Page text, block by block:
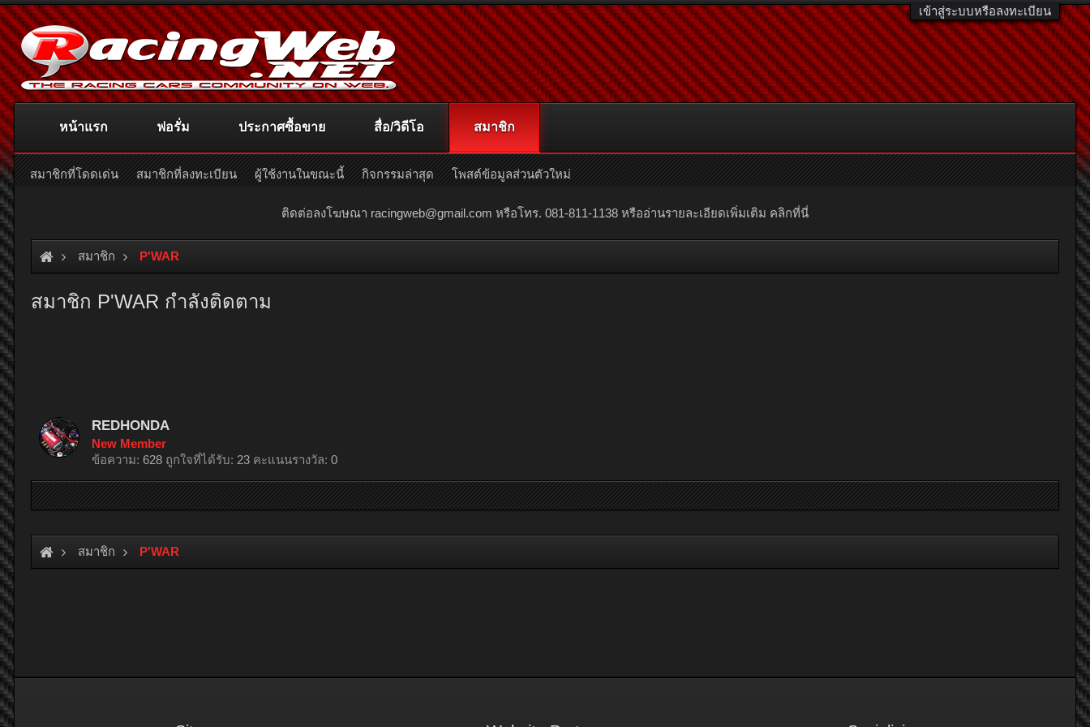
เข้าสู่ระบบหรือลงทะเบียน
ติดต่อลงโฆษณา racingweb@gmail.com หรือโทร. 081-811-1138 หรืออ่านรายละเอียดเพิ่มเติม คลิกที่นี่
สมาชิก P'WAR
สมาชิก P'WAR กำลังติดตาม
REDHONDA
New Member
ข้อความ: 628 ถูกใจที่ได้รับ: 23 คะแนนรางวัล: 0
สมาชิก P'WAR
หน้าแรก ฟอรั่ม ประกาศซื้อขาย สื่อ/วิดีโอ สมาชิก
สมาชิกที่โดดเด่น สมาชิกที่ลงทะเบียน ผู้ใช้งานในขณะนี้ กิจกรรมล่าสุด โพสต์ข้อมูลส่วนตัวใหม่